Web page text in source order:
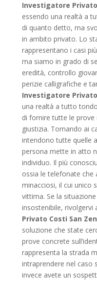
Investigatore
essendo una realtà a
di quanto detto, ma
in ambito privato. Lo
rappresentano i casi
ma siamo in grado di
eredità, controllo
perizie calligrafiche e
Investigatore
una realtà a tutto
di fornire tutte le prove
giustizia. Tornando ai
intendono tutte quelle
persona mette in atto
individuo. Il più
ossia le telefonate
minacciosi, il cui unico
vittima. Se la
insostenibile, rivolgervi
Privato Costi San
soluzione che state
prove concrete
rappresenta la strada
intraprendere nel caso
invece avete un